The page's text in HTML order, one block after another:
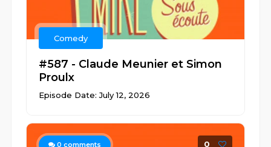
Comedy
#587 - Claude Meunier et Simon
Proulx
Episode Date: July 12, 2026
0 comments 0